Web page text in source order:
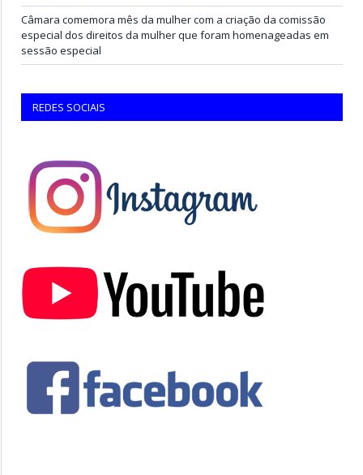
Câmara comemora mês da mulher com a criação da comissão
especial dos direitos da mulher que foram homenageadas em
sessão especial
REDES SOCIAIS